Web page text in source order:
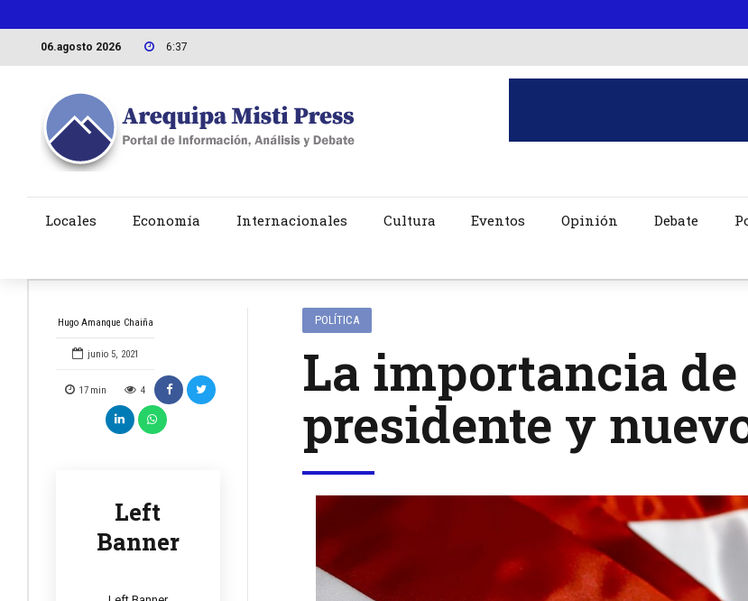
06.agosto 2026 6:37
Locales Economía Internacionales Cultura Eventos Opinión Debate
Hugo Amanque Chaiña
junio 5, 2021
17 min 4
Left
Banner
POLÍTICA
La importancia
presidente y